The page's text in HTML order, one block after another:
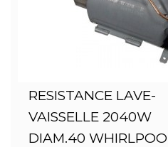
RESISTANCE LAVE-
VAISSELLE 2040W
DIAM.40